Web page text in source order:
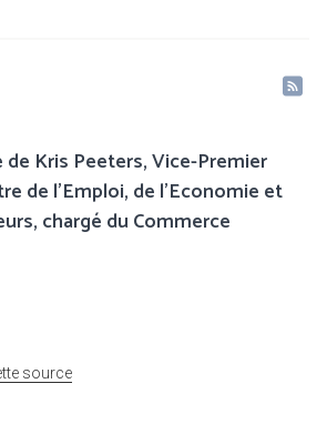
de Kris Peeters, Vice-Premier
de l'Emploi, de l'Economie et
chargé du Commerce
source